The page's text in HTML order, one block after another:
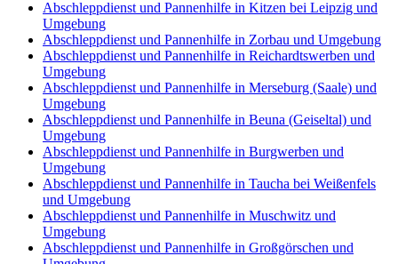
Abschleppdienst und Pannenhilfe in Kitzen bei Leipzig und
Umgebung
Abschleppdienst und Pannenhilfe in Zorbau und Umgebung
Abschleppdienst und Pannenhilfe in Reichardtswerben und
Umgebung
Abschleppdienst und Pannenhilfe in Merseburg (Saale) und
Umgebung
Abschleppdienst und Pannenhilfe in Beuna (Geiseltal) und
Umgebung
Abschleppdienst und Pannenhilfe in Burgwerben und
Umgebung
Abschleppdienst und Pannenhilfe in Taucha bei Weißenfels
und Umgebung
Abschleppdienst und Pannenhilfe in Muschwitz und
Umgebung
Abschleppdienst und Pannenhilfe in Großgörschen und